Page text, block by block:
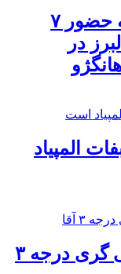
۲ مدال برنز نتیجه حضور ۷
در
المپیاد
کلاس تئوری مربی گری درجه ۳